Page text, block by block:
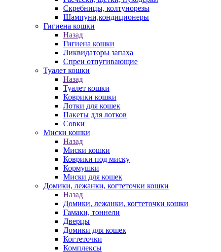
Скребницы, колтунорезы
Шампуни,кондиционеры
Гигиена кошки
Назад
Гигиена кошки
Ликвидаторы запаха
Спреи отпугивающие
Туалет кошки
Назад
Туалет кошки
Коврики кошки
Лотки для кошек
Пакеты для лотков
Совки
Миски кошки
Назад
Миски кошки
Коврики под миску
Кормушки
Миски для кошек
Домики, лежанки, когтеточки кошки
Назад
Домики, лежанки, когтеточки кошки
Гамаки, тоннели
Дверцы
Домики для кошек
Когтеточки
Комплексы